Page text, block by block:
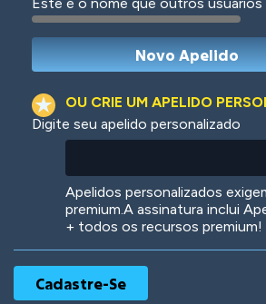
Woof Jungle Cats
OU CRIE UM APELIDO
Digite seu apelido personalizado
Apelidos personalizados
premium.A assinatura inclui
+ todos os recursos premium!